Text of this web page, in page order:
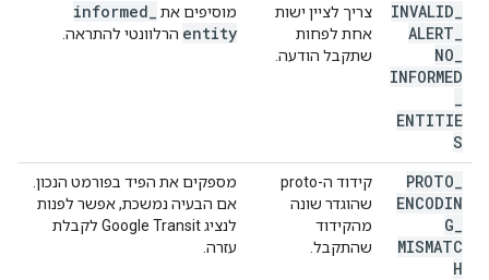
INVALID
ALERT
NO
INFORMED
ENTITIE
S
צריך לציין ישות
אחת לפחות
שתקבל הודעה.
מוסיפים את informed
entity הרלוונטי להתראה.
PROTO
ENCODIN
G
MISMATC
H
קידוד ה-proto
שהוגדר שונה
מהקידוד
שהתקבל.
מספקים את הפיד בפורמט הנכון.
אם הבעיה נמשכת, אפשר לפנות
לנציג Google Transit לקבלת
עזרה.